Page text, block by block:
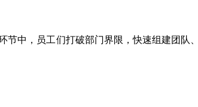
节中，员工们打破部门界限，快速组建团